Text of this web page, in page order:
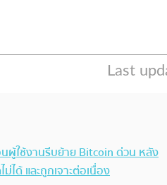
นผู้ใช้งานรีบย้าย Bitcoin ด่วน หลัง
ได้ และถูกเจาะต่อเนื่อง